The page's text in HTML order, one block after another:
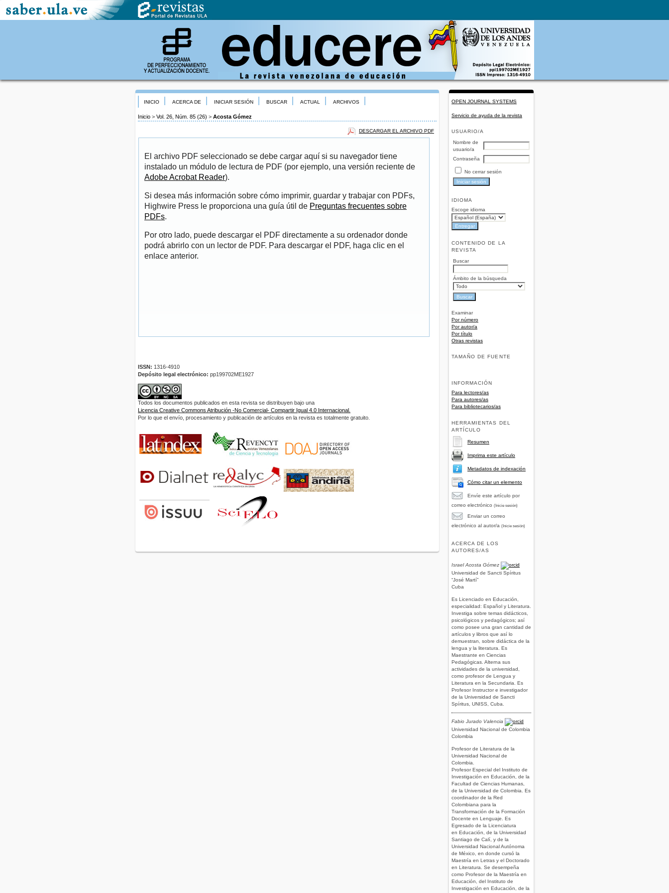
OPEN JOURNAL SYSTEMS
Servicio de ayuda de la revista
USUARIO/A
Nombre de
usuario/a
Contraseña
No cerrar sesión
IDIOMA
Escoge idioma
CONTENIDO DE LA
REVISTA
Buscar
Ámbito de la búsqueda
Examinar
Por número
Por autor/a
Por título
Otras revistas
TAMAÑO DE FUENTE
INFORMACIÓN
Para lectores/as
Para autores/as
Para bibliotecarios/as
HERRAMIENTAS DEL
ARTÍCULO
Resumen
Imprima este artículo
Metadatos de indexación
Cómo citar un elemento
Envíe este artículo por
correo electrónico (Inicie sesión)
Enviar un correo
electrónico al autor/a (Inicie sesión)
ACERCA DE LOS
AUTORES/AS
Israel Acosta Gómez
Universidad de Sancti Spíritus
“José Martí”
Cuba
Es Licenciado en Educación,
especialidad: Español y Literatura.
Investiga sobre temas didácticos,
psicológicos y pedagógicos; así
como posee una gran cantidad de
artículos y libros que así lo
demuestran, sobre didáctica de la
lengua y la literatura. Es
Maestrante en Ciencias
Pedagógicas. Alterna sus
actividades de la universidad,
como profesor de Lengua y
Literatura en la Secundaria. Es
Profesor Instructor e investigador
de la Universidad de Sancti
Spíritus, UNISS, Cuba.
Fabio Jurado Valencia
Universidad Nacional de Colombia
Colombia
Profesor de Literatura de la
Universidad Nacional de
Colombia.
Profesor Especial del Instituto de
Investigación en Educación, de la
Facultad de Ciencias Humanas,
de la Universidad de Colombia. Es
coordinador de la Red
Colombiana para la
Transformación de la Formación
Docente en Lenguaje. Es
Egresado de la Licenciatura
en Educación, de la Universidad
Santiago de Calí, y de la
Universidad Nacional Autónoma
de México, en donde cursó la
Maestría en Letras y el Doctorado
en Literatura. Se desempeña
como Profesor de la Maestría en
Educación, del Instituto de
Investigación en Educación, de la
INICIO ACERCA DE INICIAR SESIÓN BUSCAR ACTUAL ARCHIVOS
Inicio > Vol. 26, Núm. 85 (26) > Acosta Gómez
DESCARGAR EL ARCHIVO PDF
El archivo PDF seleccionado se debe cargar aquí si su navegador tiene
instalado un módulo de lectura de PDF (por ejemplo, una versión reciente de
Adobe Acrobat Reader).
Si desea más información sobre cómo imprimir, guardar y trabajar con PDFs,
Highwire Press le proporciona una guía útil de Preguntas frecuentes sobre
PDFs.
Por otro lado, puede descargar el PDF directamente a su ordenador donde
podrá abrirlo con un lector de PDF. Para descargar el PDF, haga clic en el
enlace anterior.
ISSN: 1316-4910
Depósito legal electrónico: pp199702ME1927
Todos los documentos publicados en esta revista se distribuyen bajo una
Licencia Creative Commons Atribución -No Comercial- Compartir Igual 4.0 Internacional.
Por lo que el envío, procesamiento y publicación de artículos en la revista es totalmente gratuito.